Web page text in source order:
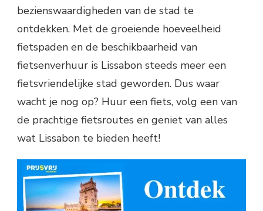
bezienswaardigheden van de stad te
ontdekken. Met de groeiende hoeveelheid
fietspaden en de beschikbaarheid van
fietsenverhuur is Lissabon steeds meer een
fietsvriendelijke stad geworden. Dus waar
wacht je nog op? Huur een fiets, volg een van
de prachtige fietsroutes en geniet van alles
wat Lissabon te bieden heeft!